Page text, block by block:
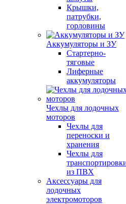
Крышки,
патрубки,
горловины
Аккумуляторы и ЗУ
Стартерно-
тяговые
Лиферные
аккумуляторы
Чехлы для лодочных
моторов
Чехлы для
переноски и
хранения
Чехлы для
из ПВХ
Аксессуары для
лодочных
электромоторов